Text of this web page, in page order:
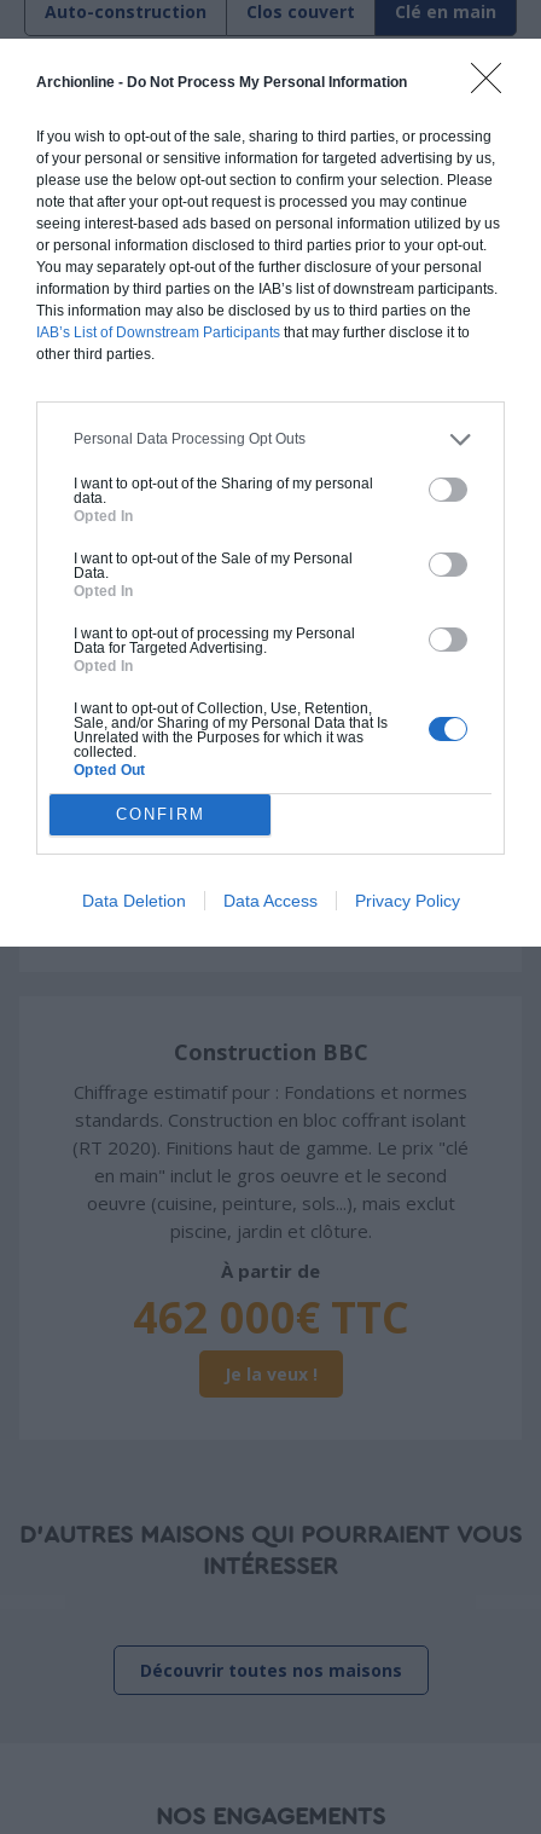
Archionline - Do Not Process My Personal Information
If you wish to opt-out of the sale, sharing to third parties, or processing
of your personal or sensitive information for targeted advertising by us,
please use the below opt-out section to confirm your selection. Please
note that after your opt-out request is processed you may continue
seeing interest-based ads based on personal information utilized by us
or personal information disclosed to third parties prior to your opt-out.
You may separately opt-out of the further disclosure of your personal
information by third parties on the IAB’s list of downstream participants.
This information may also be disclosed by us to third parties on the
IAB’s List of Downstream Participants that may further disclose it to
other third parties.
Personal Data Processing Opt Outs
I want to opt-out of the Sharing of my personal
data.
Opted In
I want to opt-out of the Sale of my Personal
Data.
Opted In
I want to opt-out of processing my Personal
Data for Targeted Advertising.
Opted In
I want to opt-out of Collection, Use, Retention,
Sale, and/or Sharing of my Personal Data that Is
Unrelated with the Purposes for which it was
collected.
Opted Out
CONFIRM
Data Deletion Data Access Privacy Policy
Auto-construction Clos couvert Clé en main
Chiffrage estimatif pour : Fondations et normes
standards. Construction en brique, parpaing ou
béton. Finitions haut de gamme. Le prix "clé en
main" inclut le gros oeuvre et le second oeuvre
(cuisine, peinture, sols...), mais exclut piscine,
jardin et clôture.
À partir de
Je la veux !
Construction ossature bois
Chiffrage estimatif pour : Fondations et normes
standards. Construction en ossature bois isolé.
Finitions haut de gamme. Le prix "clé en main"
inclut le gros oeuvre et le second oeuvre (cuisine,
peinture, sols...), mais exclut piscine, jardin et
À partir de
400 000€ TTC
Je la veux !
Construction BBC
Chiffrage estimatif pour : Fondations et normes
standards. Construction en bloc coffrant isolant
(RT 2020). Finitions haut de gamme. Le prix "clé
en main" inclut le gros oeuvre et le second
oeuvre (cuisine, peinture, sols...), mais exclut
piscine, jardin et clôture.
À partir de
462 000€ TTC
Je la veux !
D'AUTRES MAISONS QUI POURRAIENT VOUS
INTÉRESSER
Découvrir toutes nos maisons
NOS ENGAGEMENTS